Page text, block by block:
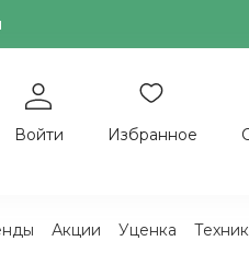
Войти Избранное
Акции Уценка